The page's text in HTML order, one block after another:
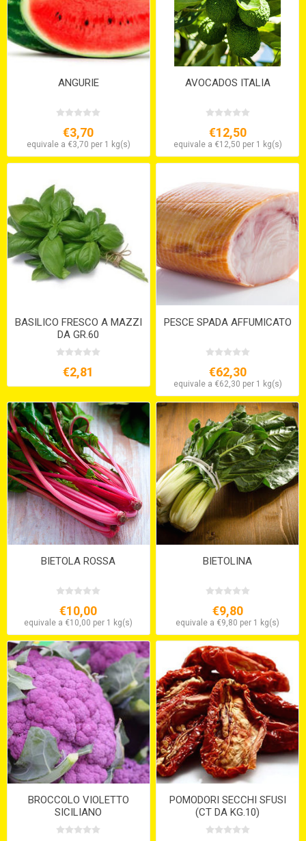
ANGURIE
€3,70
equivale a €3,70 per 1 kg(s)
AVOCADOS ITALIA
€12,50
equivale a €12,50 per 1 kg(s)
BASILICO FRESCO A MAZZI
DA GR.60
€2,81
PESCE SPADA AFFUMICATO
€62,30
equivale a €62,30 per 1 kg(s)
BIETOLA ROSSA
€10,00
equivale a €10,00 per 1 kg(s)
BIETOLINA
€9,80
equivale a €9,80 per 1 kg(s)
BROCCOLO VIOLETTO
SICILIANO
POMODORI SECCHI SFUSI
(CT DA KG.10)